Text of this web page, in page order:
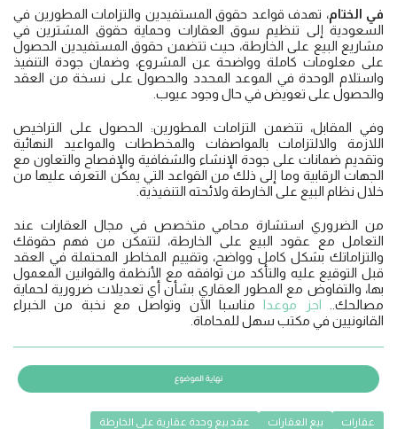
في الختام، تهدف قواعد حقوق المستفيدين والتزامات المطورين في
السعودية إلى تنظيم سوق العقارات وحماية حقوق المشترين في
مشاريع البيع على الخارطة، حيث تتضمن حقوق المستفيدين الحصول
على معلومات كاملة وواضحة عن المشروع، وضمان جودة التنفيذ
واستلام الوحدة في الموعد المحدد والحصول على نسخة من العقد
والحصول على تعويض في حال وجود عيوب.
وفي المقابل، تتضمن التزامات المطورين: الحصول على التراخيص
اللازمة والالتزامات بالمواصفات والمخططات والمواعيد النهائية
وتقديم ضمانات على جودة الإنشاء والشفافية والإفصاح والتعاون مع
الجهات الرقابية وما إلى ذلك من القواعد التي يمكن التعرف عليها من
خلال نظام البيع على الخارطة ولائحته التنفيذية.
من الضروري استشارة محامي متخصص في مجال العقارات عند
التعامل مع عقود البيع على الخارطة، لتتمكن من فهم حقوقك
والتزاماتك بشكل كامل وواضح، وتقييم المخاطر المحتملة في العقد
قبل التوقيع عليه والتأكد من توافقه مع الأنظمة والقوانين المعمول
بها، والتفاوض مع المطور العقاري بشأن أي تعديلات ضرورية لحماية
مصالحك..
اجز موعدا
مناسبا الآن وتواصل مع نخبة من الخبراء
القانونيين في مكتب سهل للمحاماة.
عقارات بيع العقارات
عقد بيع وحدة عقارية على الخارطة